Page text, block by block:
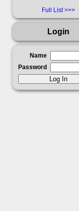
Full List
Login
Name
Password